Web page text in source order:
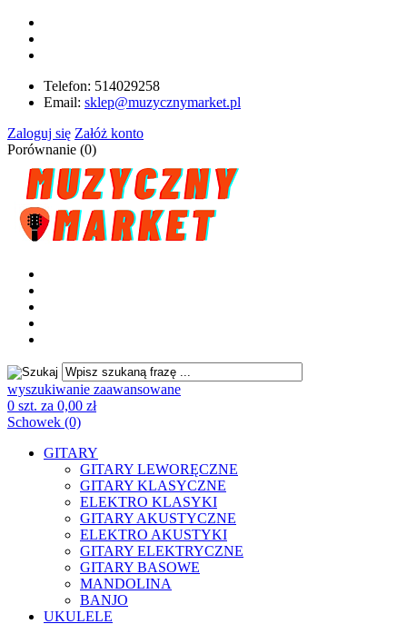
Telefon: 514029258
Email: sklep@muzycznymarket.pl
Zaloguj się Załóż konto
Porównanie (0)
wyszukiwanie zaawansowane
0 szt. za 0,00 zł
Schowek (0)
GITARY
GITARY LEWORĘCZNE
GITARY KLASYCZNE
ELEKTRO KLASYKI
GITARY AKUSTYCZNE
ELEKTRO AKUSTYKI
GITARY ELEKTRYCZNE
GITARY BASOWE
MANDOLINA
BANJO
UKULELE